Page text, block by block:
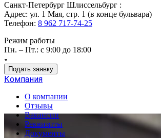
Санкт-Петербург Шлиссельбург :
Адрес: ул. 1 Мая, стр. 1 (в конце бульвара)
Телефон: 8 962 717-74-25
Режим работы
Пн. – Пт.: с 9:00 до 18:00
Подать заявку
Компания
О компании
Отзывы
Вакансии
Реквизиты
Документы